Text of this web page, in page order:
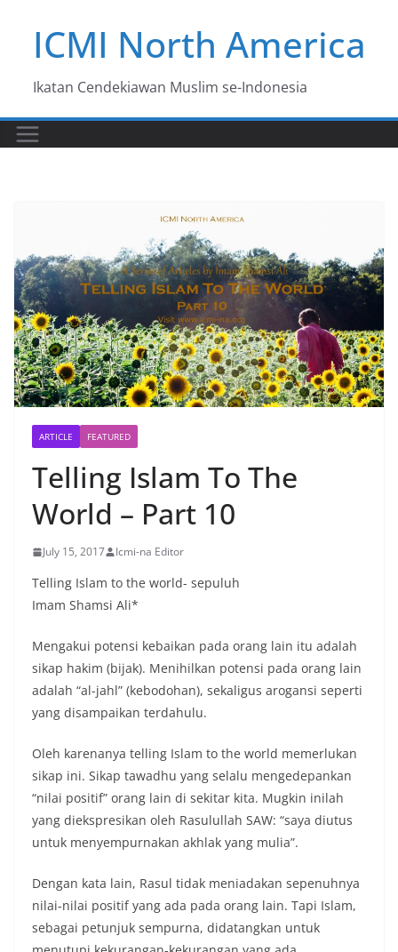
contentICMI North America
Ikatan Cendekiawan Muslim se-Indonesia
ARTICLE FEATURED
Telling Islam To The
World – Part 10
July 15, 2017 Icmi-na Editor
Telling Islam to the world- sepuluh
Imam Shamsi Ali*
Mengakui potensi kebaikan pada orang lain itu adalah
sikap hakim (bijak). Menihilkan potensi pada orang lain
adalah “al-jahl” (kebodohan), sekaligus arogansi seperti
yang disampaikan terdahulu.
Oleh karenanya telling Islam to the world memerlukan
sikap ini. Sikap tawadhu yang selalu mengedepankan
“nilai positif” orang lain di sekitar kita. Mugkin inilah
yang diekspresikan oleh Rasulullah SAW: “saya diutus
untuk menyempurnakan akhlak yang mulia”.
Dengan kata lain, Rasul tidak meniadakan sepenuhnya
nilai-nilai positif yang ada pada orang lain. Tapi Islam,
sebagai petunjuk sempurna, didatangkan untuk